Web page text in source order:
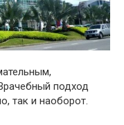
подход
так и наоборот.